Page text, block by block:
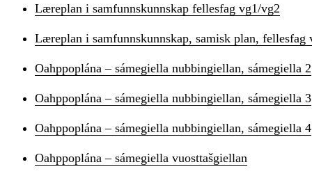
Læreplan i samfunnskunnskap fellesfag vg1/vg2
Læreplan i samfunnskunnskap, samisk plan, fellesfag
Oahppoplána – sámegiella nubbingiellan, sámegiella 2
Oahppoplána – sámegiella nubbingiellan, sámegiella 3
Oahppoplána – sámegiella nubbingiellan, sámegiella 4
Oahppoplána – sámegiella vuosttašgiellan